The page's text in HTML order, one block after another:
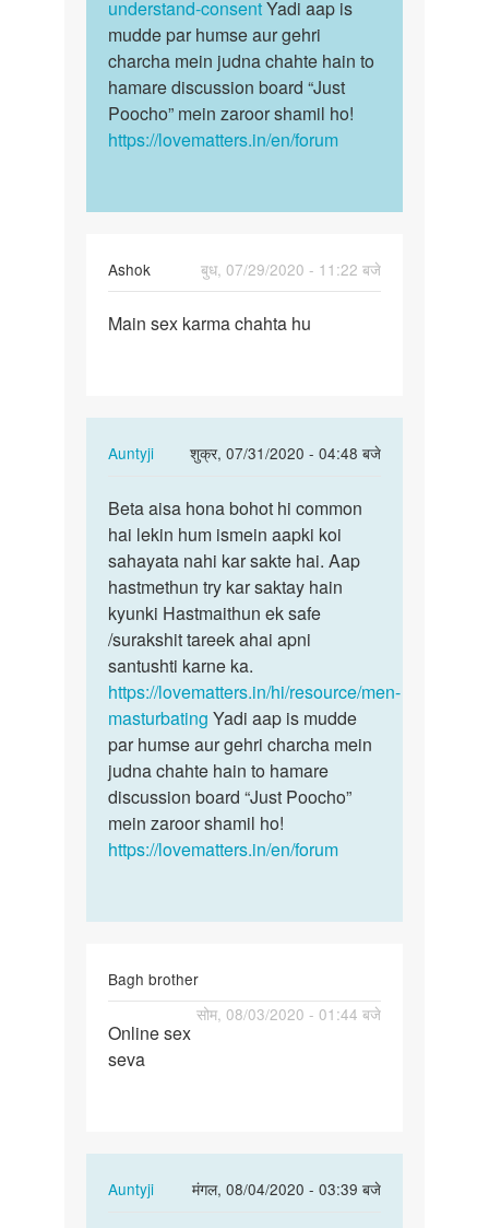
understand-consentYadi aap is
mudde par humse aur gehri
charcha mein judna chahte hain to
hamare discussion board “Just
Poocho” mein zaroor shamil ho!
https://lovematters.in/en/forum
Ashok
बुध, 07/29/2020 - 11:22 बजे
Main
Main sex karma chahta hu
Auntyji
शुक्र, 07/31/2020 - 04:48 बजे
In
to
Main
sex
karma
chahta
hu
by
Ashok
Beta
aisa
hona
bohot
hi…
Beta aisa hona bohot hi common
hai lekin hum ismein aapki koi
sahayata nahi kar sakte hai. Aap
hastmethun try kar saktay hain
kyunki Hastmaithun ek safe
/surakshit tareek ahai apni
santushti karne ka.
https://lovematters.in/hi/resource/men-
masturbating Yadi aap is mudde
par humse aur gehri charcha mein
judna chahte hain to hamare
discussion board “Just Poocho”
mein zaroor shamil ho!
https://lovematters.in/en/forum
Bagh brother
सोम, 08/03/2020 - 01:44 बजे
Online
sex
Online sex
seva
Auntyji
मंगल, 08/04/2020 - 03:39 बजे
In